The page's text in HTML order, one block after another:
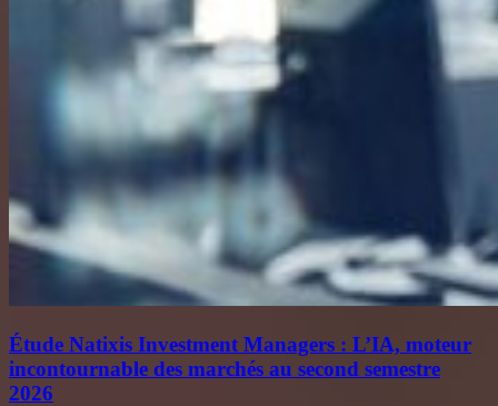
Étude Natixis Investment Managers : L’IA, moteur
incontournable des marchés au second semestre
2026